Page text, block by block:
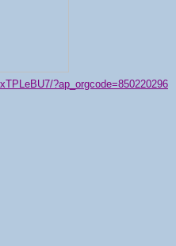
?ap_orgcode=850220296